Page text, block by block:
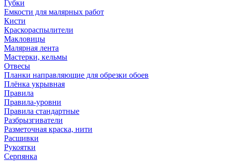
Губки
Емкости для малярных работ
Кисти
Краскораспылители
Макловицы
Малярная лента
Мастерки, кельмы
Отвесы
Планки направляющие для обрезки обоев
Плёнка укрывная
Правила
Правила-уровни
Правила стандартные
Разбрызгиватели
Разметочная краска, нити
Расшивки
Рукоятки
Серпянка